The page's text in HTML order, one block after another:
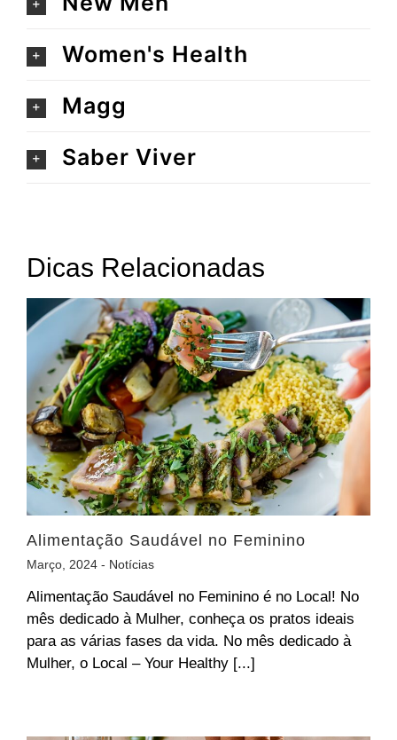
Women's Health
Magg
Saber Viver
Dicas Relacionadas
Alimentação Saudável no Feminino
Março, 2024 - Notícias
Alimentação Saudável no Feminino é no Local! No
mês dedicado à Mulher, conheça os pratos ideais
para as várias fases da vida. No mês dedicado à
Mulher, o Local – Your Healthy [...]